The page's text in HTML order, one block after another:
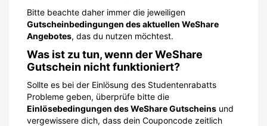
Bitte beachte daher immer die jeweiligen
Gutscheinbedingungen des aktuellen WeShare
Angebotes, das du nutzen möchtest.
Was ist zu tun, wenn der WeShare
Gutschein nicht funktioniert?
Sollte es bei der Einlösung des Studentenrabatts
Probleme geben, überprüfe bitte die
Einlösebedingungen des WeShare Gutscheins und
vergewissere dich, dass dein Couponcode zeitlich